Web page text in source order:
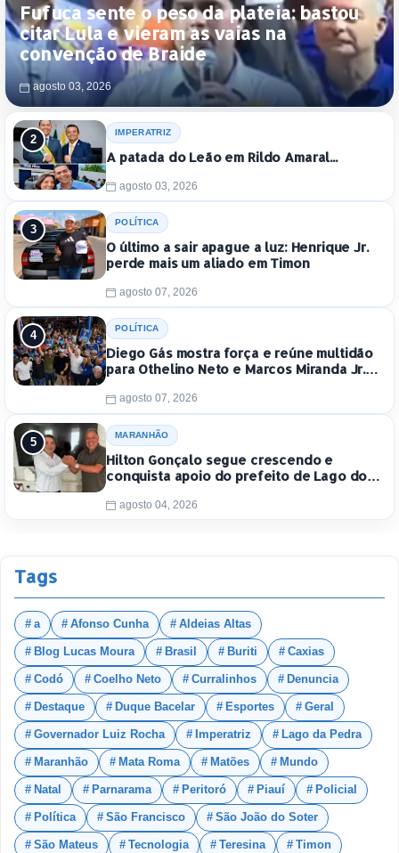
Fufuca sente o peso da plateia: bastou
citar Lula e vieram as vaias na
convenção de Braide
agosto 03, 2026
IMPERATRIZ
A patada do Leão em Rildo Amaral...
agosto 03, 2026
POLÍTICA
O último a sair apague a luz: Henrique Jr.
perde mais um aliado em Timon
agosto 07, 2026
POLÍTICA
Diego Gás mostra força e reúne multidão
para Othelino Neto e Marcos Miranda Jr.
agosto 07, 2026
MARANHÃO
Hilton Gonçalo segue crescendo e
conquista apoio do prefeito de Lago dos
agosto 04, 2026
Tags
a Afonso Cunha Aldeias Altas
Blog Lucas Moura Brasil Buriti Caxias
Codó Coelho Neto Curralinhos Denuncia
Destaque Duque Bacelar Esportes Geral
Governador Luiz Rocha Imperatriz Lago da Pedra
Maranhão Mata Roma Matões Mundo
Natal Parnarama Peritoró Piauí Policial
Política São Francisco São João do Soter
São Mateus Tecnologia Teresina Timon